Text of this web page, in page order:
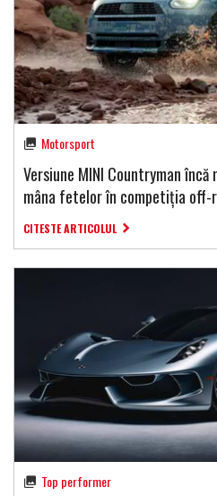
Motorsport
Versiune MINI Countryman
mâna fetelor în competiția off-
CITESTE ARTICOLUL
Top performer